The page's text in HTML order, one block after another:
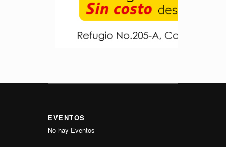
EVENTOS
No hay Eventos